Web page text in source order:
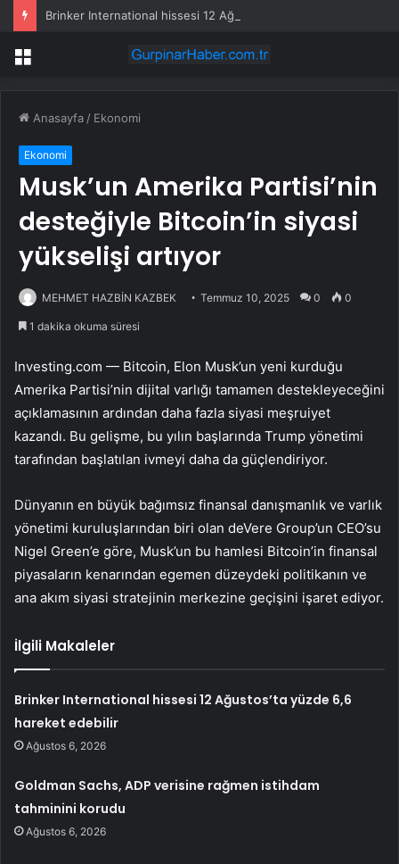
Menü
Anasayfa / Ekonomi
Ekonomi
Musk’un Amerika Partisi’nin
desteğiyle Bitcoin’in siyasi
yükselişi artıyor
MEHMET HAZBİN KAZBEK Temmuz 10, 2025 0 0
1 dakika okuma süresi
Investing.com — Bitcoin, Elon Musk’un yeni kurduğu
Amerika Partisi’nin dijital varlığı tamamen destekleyeceğini
açıklamasının ardından daha fazla siyasi meşruiyet
kazandı. Bu gelişme, bu yılın başlarında Trump yönetimi
tarafından başlatılan ivmeyi daha da güçlendiriyor.
Dünyanın en büyük bağımsız finansal danışmanlık ve varlık
yönetimi kuruluşlarından biri olan deVere Group’un CEO’su
Nigel Green’e göre, Musk’un bu hamlesi Bitcoin’in finansal
piyasaların kenarından egemen düzeydeki politikanın ve
ana akım siyasi stratejinin merkezine geçişini işaret ediyor.
İlgili Makaleler
Brinker International hissesi 12 Ağustos’ta yüzde 6,6
hareket edebilir
Ağustos 6, 2026
Goldman Sachs, ADP verisine rağmen istihdam
tahminini korudu
Ağustos 6, 2026